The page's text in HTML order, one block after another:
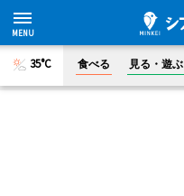
35°C 食べる 見る・遊ぶ